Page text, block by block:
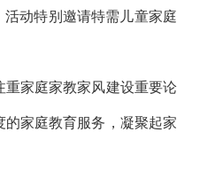
动特别邀请特需儿童家庭
家庭家教家风建设重要论
家庭教育服务，凝聚起家